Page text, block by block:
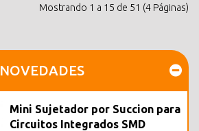
Mostrando 1 a 15 de 51 (4 Páginas)
NOVEDADES
Mini Sujetador por Succion para
Circuitos Integrados SMD